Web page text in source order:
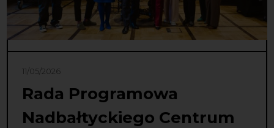
11/05/2026
Rada Programowa
Nadbałtyckiego Centrum